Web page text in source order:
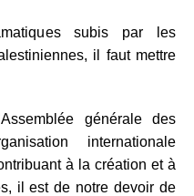
subis par les
il faut mettre
générale des
internationale
à la création et à
il est de notre devoir de